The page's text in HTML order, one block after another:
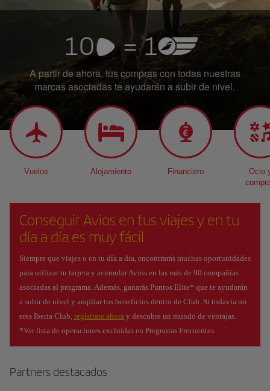
A partir de ahora, tus compras con todas nuestras
marcas asociadas te ayudarán a subir de nivel.
Vuelos Alojamiento Financiero
Ocio
Conseguir Avios en tus viajes y en tu
día a día es muy fácil
Siempre que viajes o en tu día a día, encontrarás muchas oportunidades
para utilizar tu tarjeta y acumular Avios en las más de 90 compañías
asociadas al programa. Además, ganarás Puntos Elite* que te ayudarán
a subir de nivel y ampliar tus beneficios dentro de Club. Si todavía no
eres Iberia Club, regístrate ahora y descubre un mundo de ventajas.
*Ver lista de operaciones excluidas en Preguntas Frecuentes.
Partners destacados